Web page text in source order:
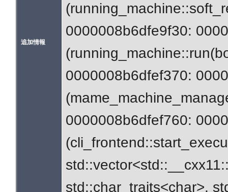
追加情報
0000008b6dfe9f30:
0000008b6dfef370:
0000008b6dfef760:
std::char_traits<char>,